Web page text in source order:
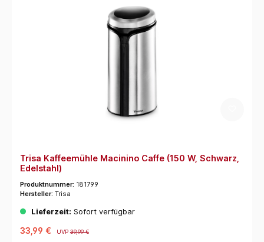
Trisa Kaffeemühle Macinino Caffe (150 W, Schwarz,
Edelstahl)
Produktnummer: 181799
Hersteller: Trisa
Lieferzeit: Sofort verfügbar
33,99 € UVP39,99 €